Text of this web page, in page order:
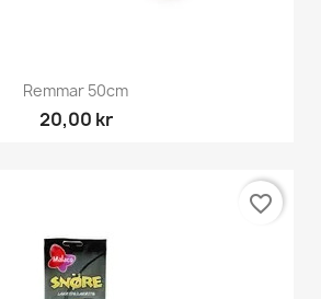
Remmar 50cm
20,00 kr
favorite_border